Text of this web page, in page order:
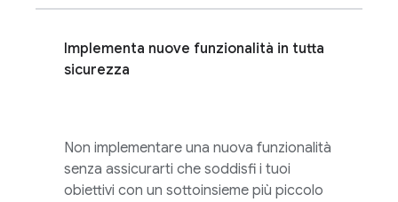
Implementa nuove funzionalità in tutta
sicurezza
Non implementare una nuova funzionalità
senza assicurarti che soddisfi i tuoi
obiettivi con un sottoinsieme più piccolo